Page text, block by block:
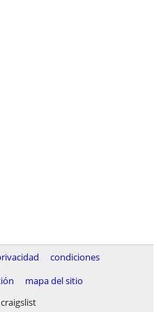
condiciones
mapa del sitio